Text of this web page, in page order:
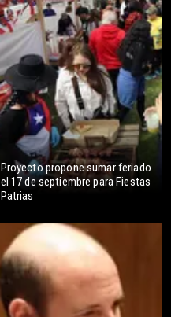
Proyecto propone sumar feriado
el 17 de septiembre para Fiestas
Patrias